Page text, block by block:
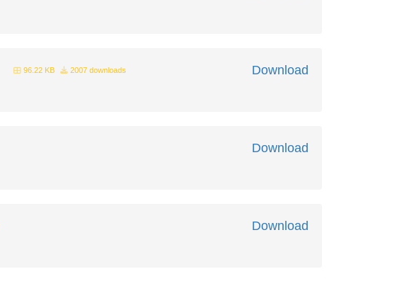
Download
96.22 KB 2007 downloads
Download
Download